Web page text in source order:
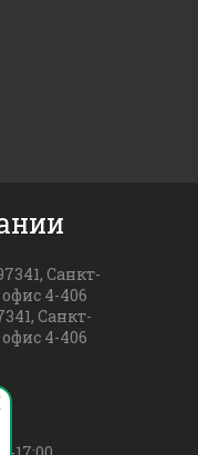
Санкт-
4-406
Санкт-
4-406